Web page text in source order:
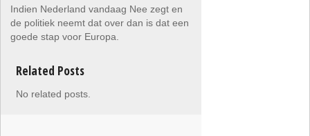
Indien Nederland vandaag Nee zegt en
de politiek neemt dat over dan is dat een
goede stap voor Europa.
Related Posts
No related posts.